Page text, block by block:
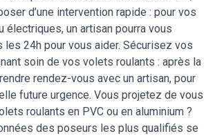
d’une intervention rapide : pour vos
électriques, un artisan pourra vous
les 24h pour vous aider. Sécurisez vos
soin de vos volets roulants : après la
rendez-vous avec un artisan, pour
future urgence. Vous projetez de vous
roulants en PVC ou en aluminium ?
des poseurs les plus qualifiés se